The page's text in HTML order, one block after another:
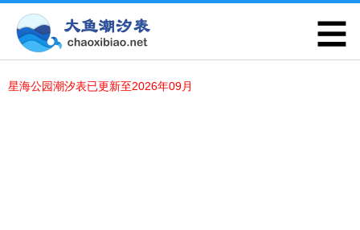
星海公园潮汐表已更新至2026年09月